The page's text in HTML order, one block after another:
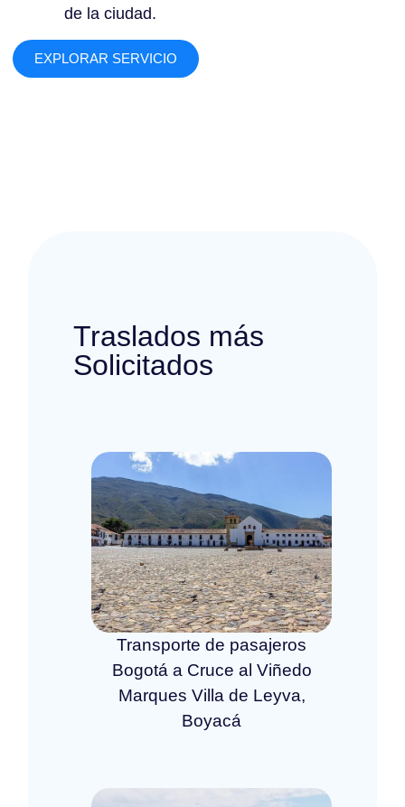
de la ciudad.
EXPLORAR SERVICIO
Traslados más
Solicitados
Transporte de pasajeros
Bogotá a Cruce al Viñedo
Marques Villa de Leyva,
Boyacá